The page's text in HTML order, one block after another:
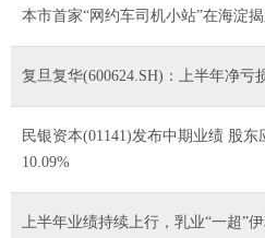
本市首家“网约车司机小站”在海淀
复旦复华(600624.SH)：上半年净亏
民银资本(01141)发布中期业绩 股
10.09%
上半年业绩持续上行，乳业“一超”